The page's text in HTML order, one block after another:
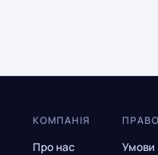
КОМПАНІЯ
Про нас
Умови